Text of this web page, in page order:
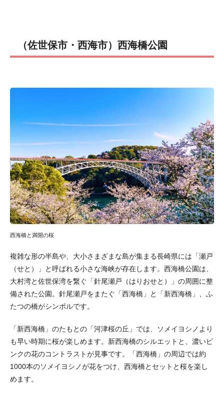
（佐世保市・西海市）西海橋公園
西海橋と満開の桜
複雑な形の半島や、大小さまざまな島が集まる長崎県には「瀬戸
（せと）」と呼ばれる小さな海峡が存在します。西海橋公園は、
大村湾と佐世保湾を繋ぐ「針尾瀬戸（はりおせと）」の周囲に整
備された公園。針尾瀬戸をまたぐ「西海橋」と「新西海橋」、ふ
たつの橋がシンボルです。
「新西海橋」のたもとの「河津桜の丘」では、ソメイヨシノより
も早い時期に桜が楽しめます。新西海橋のシルエットと、濃いピ
ンクの花のコントラストが見事です。「西海橋」の周辺では約
1000本のソメイヨシノが花をつけ、西海橋とセットと桜を楽し
めます。